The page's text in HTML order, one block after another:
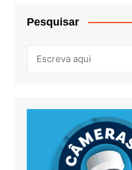
Pesquisar